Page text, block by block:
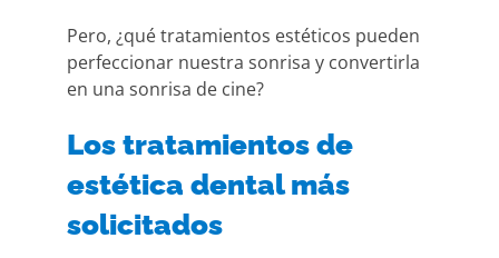
Pero, ¿qué tratamientos estéticos pueden
perfeccionar nuestra sonrisa y convertirla
en una sonrisa de cine?
Los tratamientos de
estética dental más
solicitados